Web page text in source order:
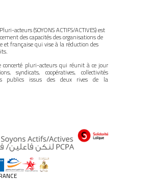
acteurs (SOYONS ACTIFS/ACTIVES) est
des capacités des organisations de
et française qui vise à la réduction des
concerté pluri-acteurs qui réunit à ce jour
syndicats, coopératives, collectivités
publics issus des deux rives de la